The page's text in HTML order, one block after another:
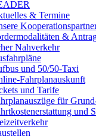
& Termine
&
Nahverkehr
und 50/50-Taxi
Fahrplanauskunft
und Tarife
für
und